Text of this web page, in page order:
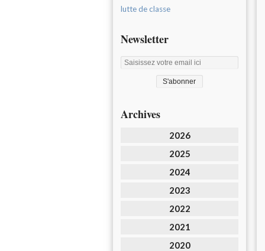
lutte de classe
Newsletter
Archives
2026
2025
2024
2023
2022
2021
2020